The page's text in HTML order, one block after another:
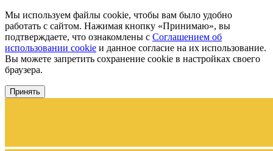
Мы используем файлы cookie, чтобы вам было удобно
работать с сайтом. Нажимая кнопку «Принимаю», вы
подтверждаете, что ознакомлены с Соглашением об
использовании cookie и данное согласие на их использование.
Вы можете запретить сохранение cookie в настройках своего
браузера.
Принять